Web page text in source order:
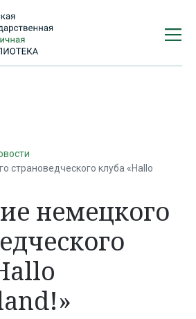
страноведческого клуба «Hallo
немецкого